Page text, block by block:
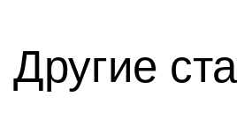
Другие